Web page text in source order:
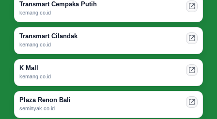
Transmart Cempaka Putih
kemang.co.id
Transmart Cilandak
kemang.co.id
K Mall
kemang.co.id
Plaza Renon Bali
seminyak.co.id